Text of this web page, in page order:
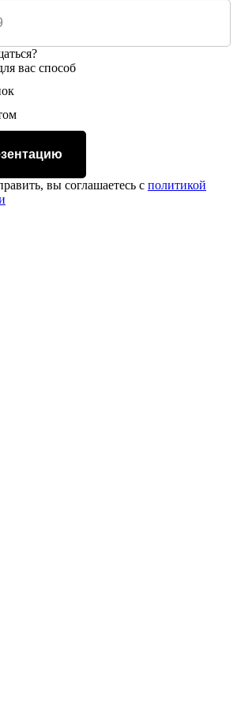
вас способ
вы соглашаетесь с политикой